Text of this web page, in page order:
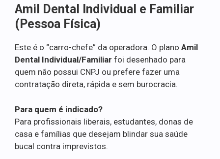
Amil Dental Individual e Familiar
(Pessoa Física)
Este é o “carro-chefe” da operadora. O plano Amil
Dental Individual/Familiar foi desenhado para
quem não possui CNPJ ou prefere fazer uma
contratação direta, rápida e sem burocracia.
Para quem é indicado?
Para profissionais liberais, estudantes, donas de
casa e famílias que desejam blindar sua saúde
bucal contra imprevistos.